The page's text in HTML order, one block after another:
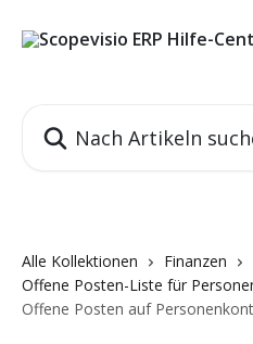
Alle Kollektionen
Finanzen
Offene Posten-Liste für
Offene Posten auf